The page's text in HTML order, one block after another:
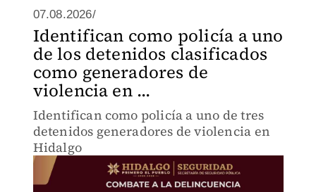
07.08.2026/
Identifican como policía a uno
de los detenidos clasificados
como generadores de
violencia en ...
Identifican como policía a uno de tres
detenidos generadores de violencia en
Hidalgo